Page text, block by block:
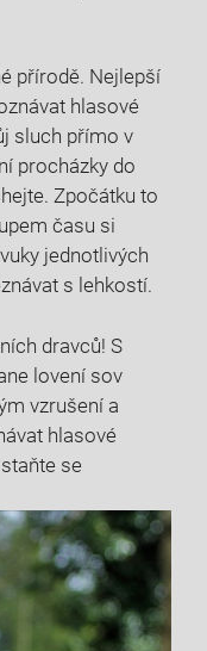
přírodě. Nejlepší
hlasové
sluch přímo v
procházky do
Zpočátku to
času si
​jednotlivých
⁤s lehkostí.
dravců!⁣ S
lovení sov
vzrušení ‌a
hlasové‌
se